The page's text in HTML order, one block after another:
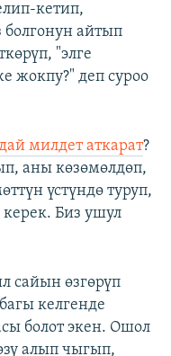
кетип,
айтып
"элге
жокпу?" деп суроо
милдет аткарат?
аны көзөмөлдөп,
үстүндө туруп,
Биз ушул
сайын өзгөрүп
келгенде
болот экен. Ошол
алып чыгып,